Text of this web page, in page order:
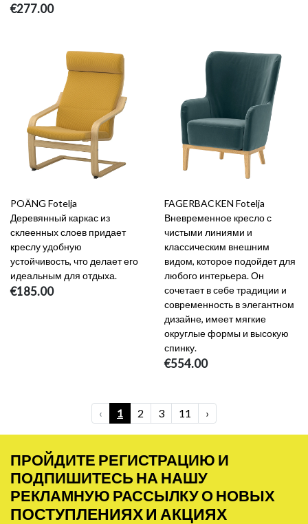
€277.00
POÄNG Fotelja
Деревянный каркас из
склеенных слоев придает
креслу удобную
устойчивость, что делает его
идеальным для отдыха.
€185.00
FAGERBACKEN Fotelja
Вневременное кресло с
чистыми линиями и
классическим внешним
видом, которое подойдет для
любого интерьера. Он
сочетает в себе традиции и
современность в элегантном
дизайне, имеет мягкие
округлые формы и высокую
спинку.
€554.00
‹ 1 2 3 11 ›
ПРОЙДИТЕ РЕГИСТРАЦИЮ И
ПОДПИШИТЕСЬ НА НАШУ
РЕКЛАМНУЮ РАССЫЛКУ О НОВЫХ
ПОСТУПЛЕНИЯХ И АКЦИЯХ